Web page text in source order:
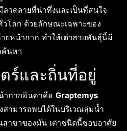
ลวดลายที่น่าทึ่งและเป็นที่สนใจ
วโลก ด้วยลักษณะเฉพาะของ
ยหน้ากาก ทำให้เต่าสายพันธุ์นี้มี
ค้นหา
ร์และถิ่นที่อยู่
ากากอินคาคือ Graptemys
สามารถพบได้ในบริเวณลุ่มน้ำ
าขาของมัน เต่าชนิดนี้ชอบอาศัย